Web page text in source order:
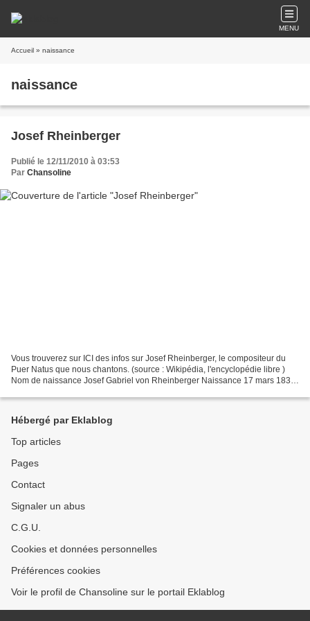
MENU
Accueil » naissance
naissance
Josef Rheinberger
Publié le 12/11/2010 à 03:53
Par Chansoline
Vous trouverez sur ICI des infos sur Josef Rheinberger, le compositeur du
Puer Natus que nous chantons. (source : Wikipédia, l'encyclopédie libre )
Nom de naissance Josef Gabriel von Rheinberger Naissance 17 mars 1839
Hébergé par Eklablog
Top articles
Pages
Contact
Signaler un abus
C.G.U.
Cookies et données personnelles
Préférences cookies
Voir le profil de Chansoline sur le portail Eklablog